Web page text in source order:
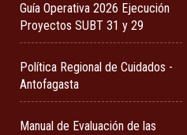
Guía Operativa 2026 Ejecución
Proyectos SUBT 31 y 29
Política Regional de Cuidados -
Antofagasta
Manual de Evaluación de las